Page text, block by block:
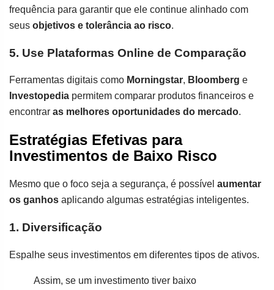
frequência para garantir que ele continue alinhado com
seus objetivos e tolerância ao risco.
5. Use Plataformas Online de Comparação
Ferramentas digitais como Morningstar, Bloomberg e
Investopedia permitem comparar produtos financeiros e
encontrar as melhores oportunidades do mercado.
Estratégias Efetivas para
Investimentos de Baixo Risco
Mesmo que o foco seja a segurança, é possível aumentar
os ganhos aplicando algumas estratégias inteligentes.
1. Diversificação
Espalhe seus investimentos em diferentes tipos de ativos.
Assim, se um investimento tiver baixo